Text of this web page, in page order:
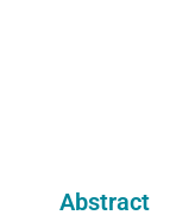
Abstract